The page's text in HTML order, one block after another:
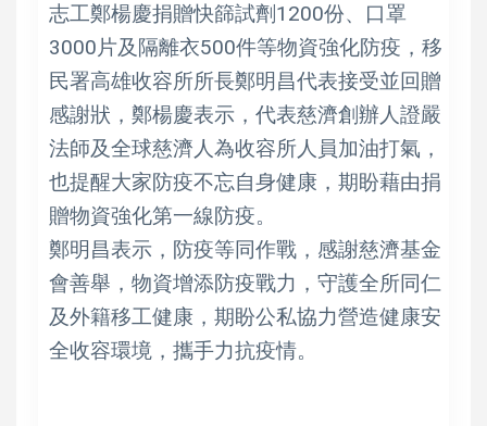
志工鄭楊慶捐贈快篩試劑1200份、口罩
3000片及隔離衣500件等物資強化防疫，移
民署高雄收容所所長鄭明昌代表接受並回贈
感謝狀，鄭楊慶表示，代表慈濟創辦人證嚴
法師及全球慈濟人為收容所人員加油打氣，
也提醒大家防疫不忘自身健康，期盼藉由捐
贈物資強化第一線防疫。
鄭明昌表示，防疫等同作戰，感謝慈濟基金
會善舉，物資增添防疫戰力，守護全所同仁
及外籍移工健康，期盼公私協力營造健康安
全收容環境，攜手力抗疫情。